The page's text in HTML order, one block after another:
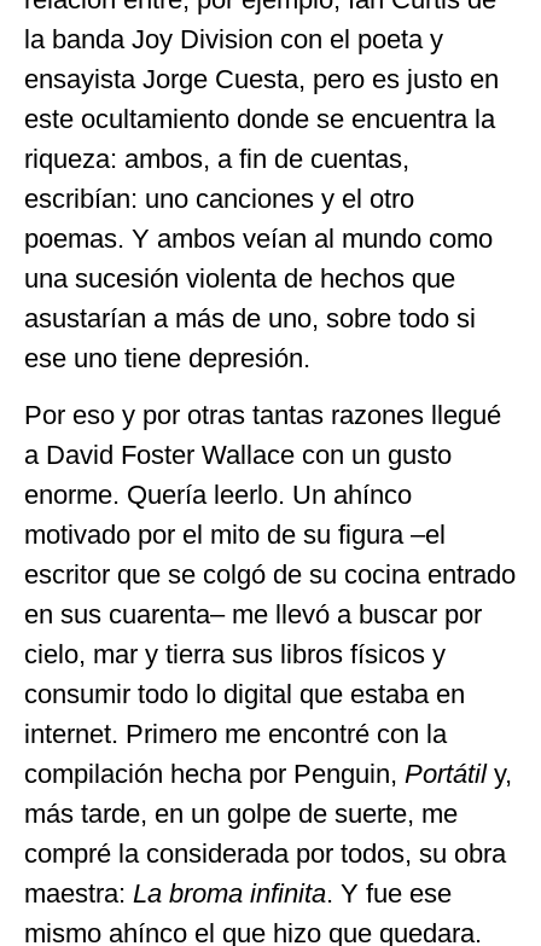
la banda Joy Division con el poeta y
ensayista Jorge Cuesta, pero es justo en
este ocultamiento donde se encuentra la
riqueza: ambos, a fin de cuentas,
escribían: uno canciones y el otro
poemas. Y ambos veían al mundo como
una sucesión violenta de hechos que
asustarían a más de uno, sobre todo si
ese uno tiene depresión.
Por eso y por otras tantas razones llegué
a David Foster Wallace con un gusto
enorme. Quería leerlo. Un ahínco
motivado por el mito de su figura –el
escritor que se colgó de su cocina entrado
en sus cuarenta– me llevó a buscar por
cielo, mar y tierra sus libros físicos y
consumir todo lo digital que estaba en
internet. Primero me encontré con la
compilación hecha por Penguin, Portátily,
más tarde, en un golpe de suerte, me
compré la considerada por todos, su obra
maestra: La broma infinita. Y fue ese
mismo ahínco el que hizo que quedara.